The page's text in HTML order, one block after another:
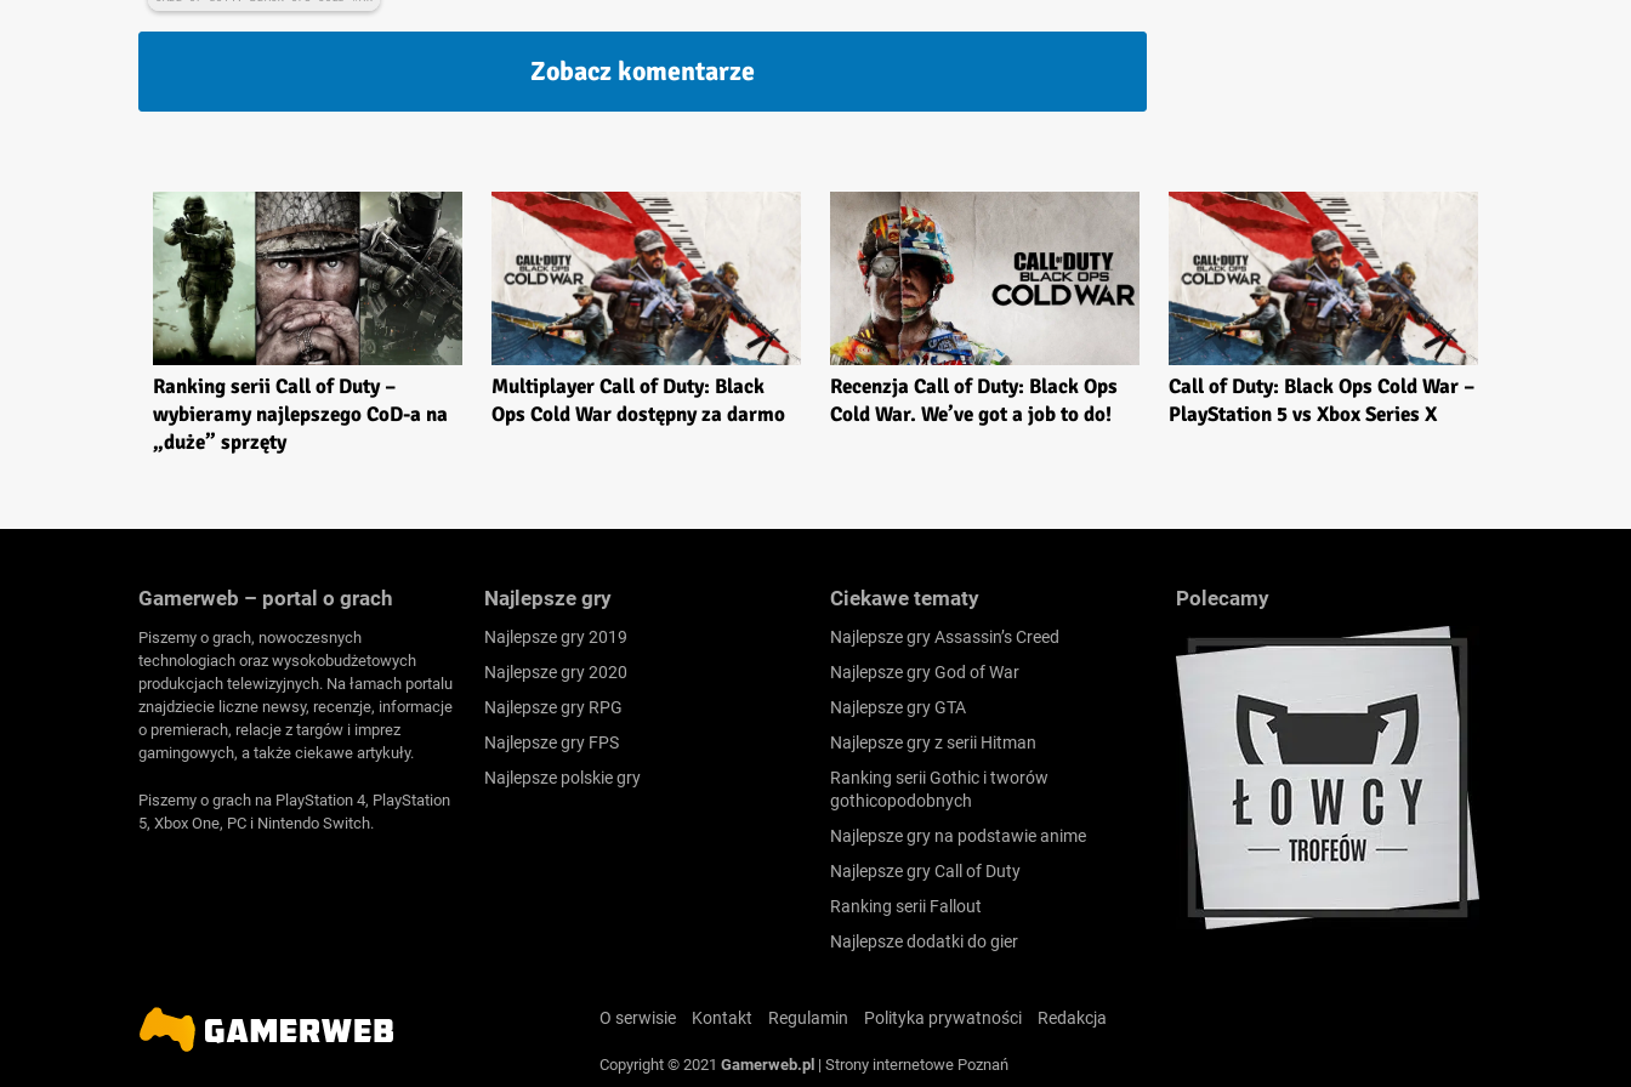
Zobacz komentarze
Ranking serii Call of Duty –
wybieramy najlepszego CoD-a na
„duże” sprzęty
Multiplayer Call of Duty: Black
Ops Cold War dostępny za darmo
Recenzja Call of Duty: Black Ops
Cold War. We’ve got a job to do!
Call of Duty: Black Ops Cold War –
PlayStation 5 vs Xbox Series X
Gamerweb – portal o grach
Piszemy o grach, nowoczesnych
technologiach oraz wysokobudżetowych
produkcjach telewizyjnych. Na łamach portalu
znajdziecie liczne newsy, recenzje, informacje
o premierach, relacje z targów i imprez
gamingowych, a także ciekawe artykuły.
Piszemy o grach na PlayStation 4, PlayStation
5, Xbox One, PC i Nintendo Switch.
Najlepsze gry
Najlepsze gry 2019
Najlepsze gry 2020
Najlepsze gry RPG
Najlepsze gry FPS
Najlepsze polskie gry
Ciekawe tematy
Najlepsze gry Assassin’s Creed
Najlepsze gry God of War
Najlepsze gry GTA
Najlepsze gry z serii Hitman
Ranking serii Gothic i tworów
gothicopodobnych
Najlepsze gry na podstawie anime
Najlepsze gry Call of Duty
Ranking serii Fallout
Najlepsze dodatki do gier
Polecamy
O serwisie Kontakt Regulamin Polityka prywatności Redakcja
Copyright © 2021 Gamerweb.pl | Strony internetowe Poznań